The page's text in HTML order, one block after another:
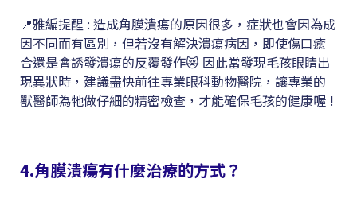
📍雅編提醒 : 造成角膜潰瘍的原因很多，症狀也會因為成
因不同而有區別，但若沒有解決潰瘍病因，即使傷口癒
合還是會誘發潰瘍的反覆發作😿 因此當發現毛孩眼睛出
現異狀時，建議盡快前往專業眼科動物醫院，讓專業的
獸醫師為牠做仔細的精密檢查，才能確保毛孩的健康喔 !
4.角膜潰瘍有什麼治療的方式？